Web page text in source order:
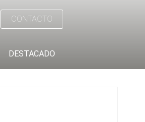
CONTACTO
DESTACADO